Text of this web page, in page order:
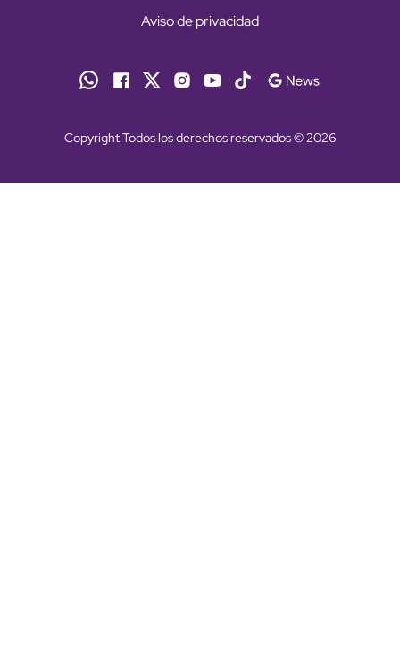
Aviso de privacidad
Copyright Todos los derechos reservados © 2026